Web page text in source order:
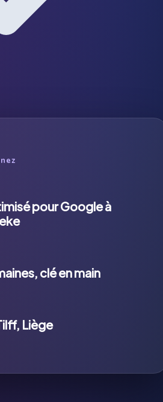
pour Google à
clé en main
Liège